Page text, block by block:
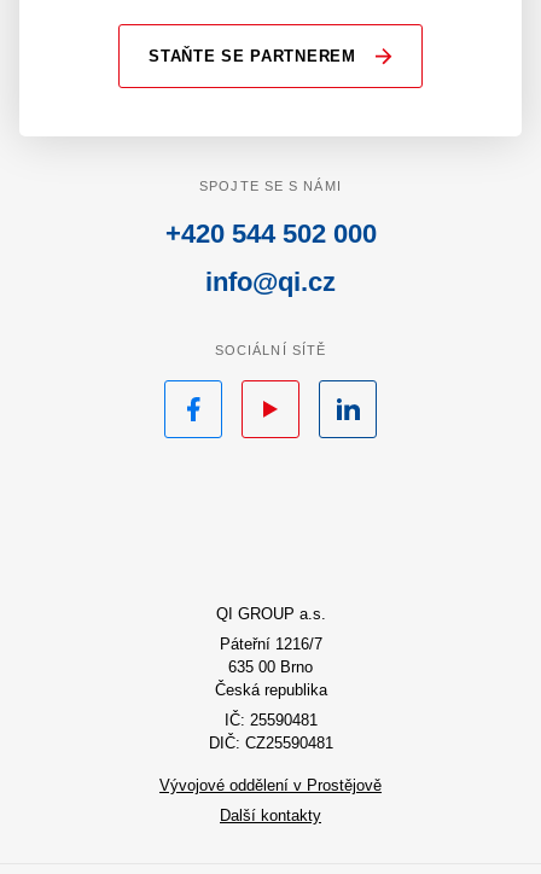
STAŇTE SE PARTNEREM
QI GROUP a.s.
Páteřní 1216/7
635 00 Brno
Česká republika
IČ: 25590481
DIČ: CZ25590481
Vývojové oddělení v Prostějově
Další kontakty
SPOJTE SE S NÁMI
+420 544 502 000
info@qi.cz
SOCIÁLNÍ SÍTĚ
Facebook